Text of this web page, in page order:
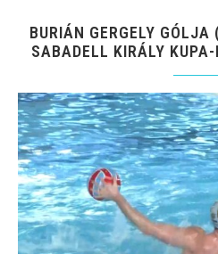
BURIÁN GERGELY
SABADELL KIRÁLY